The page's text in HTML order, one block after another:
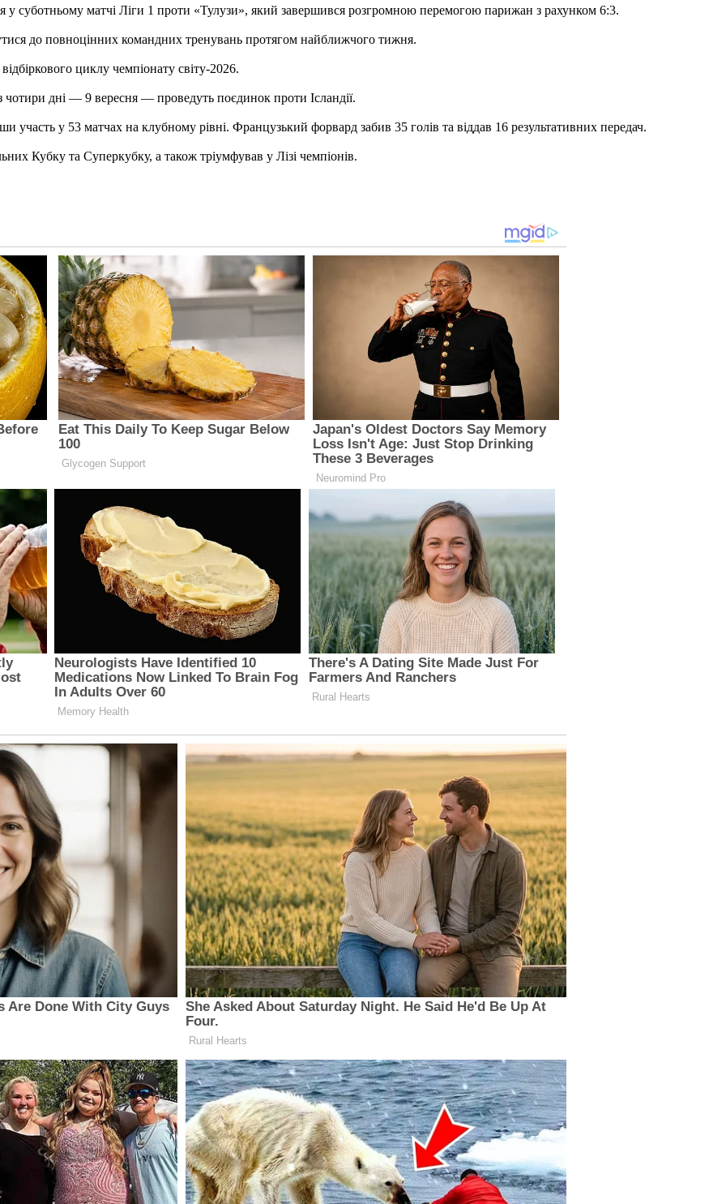
у суботньому матчі Ліги 1 проти «Тулузи», який завершився розгромною перемогою парижан з рахунком 6:3.
до повноцінних командних тренувань протягом найближчого тижня.
циклу чемпіонату світу-2026.
чотири дні — 9 вересня — проведуть поєдинок проти Ісландії.
у 53 матчах на клубному рівні. Французький форвард забив 35 голів та віддав 16 результативних передач.
Кубку та Суперкубку, а також тріумфував у Лізі чемпіонів.